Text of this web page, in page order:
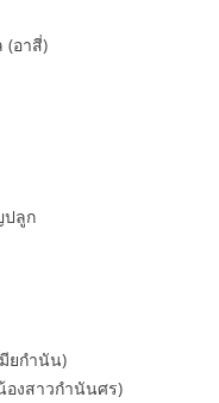
(อาสี่)
ปลูก
ยกำนัน)
องสาวกำนันศร)